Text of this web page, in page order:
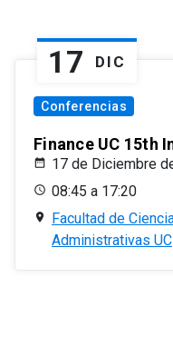
17 DIC
Conferencias
Finance UC 15th
17 de Diciembre
08:45 a 17:20
Facultad de
Administrativas UC